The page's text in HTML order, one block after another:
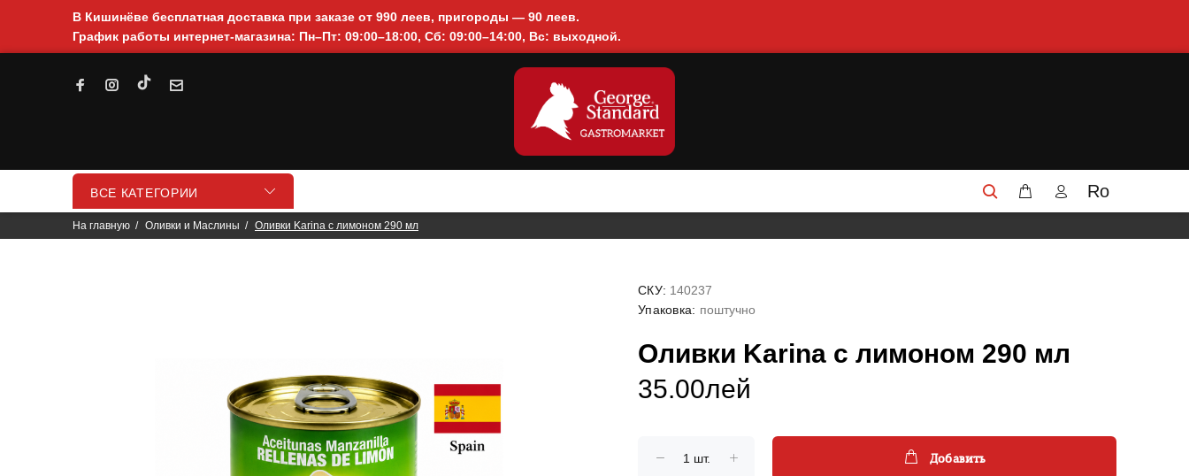
В Кишинёве бесплатная доставка при заказе от 990 леев, пригороды — 90 леев.
График работы интернет-магазина: Пн–Пт: 09:00–18:00, Сб: 09:00–14:00, Вс: выходной.
ВСЕ КАТЕГОРИИ Ro
На главную Оливки и Маслины Оливки Karina с лимоном 290 мл
СКУ: 140237
Упаковка: поштучно
Оливки Karina с лимоном 290 мл
35.00лей
Добавить